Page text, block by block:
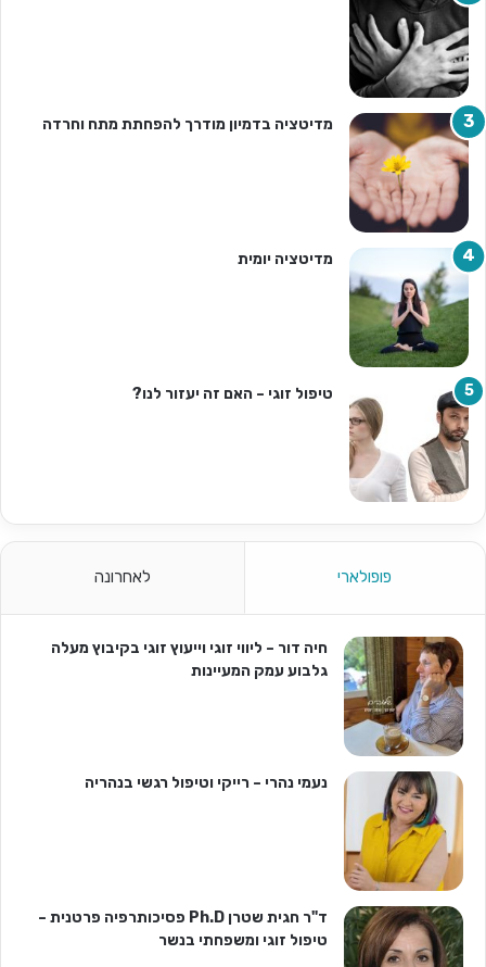
מדיטציה בדמיון מודרך להפחתת מתח וחרדה
מדיטציה יומית
טיפול זוגי – האם זה יעזור לנו?
פופולארי לאחרונה
חיה דור – ליווי זוגי וייעוץ זוגי בקיבוץ מעלה
גלבוע עמק המעיינות
נעמי נהרי – רייקי וטיפול רגשי בנהריה
ד"ר חגית שטרן Ph.D פסיכותרפיה פרטנית –
טיפול זוגי ומשפחתי בנשר